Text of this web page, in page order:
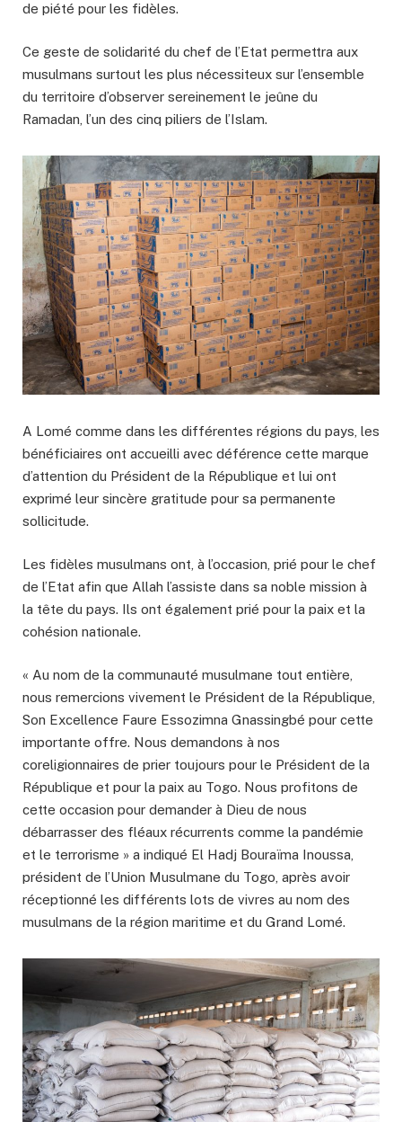
de piété pour les fidèles.
Ce geste de solidarité du chef de l’Etat permettra aux
musulmans surtout les plus nécessiteux sur l’ensemble
du territoire d’observer sereinement le jeûne du
Ramadan, l’un des cinq piliers de l’Islam.
A Lomé comme dans les différentes régions du pays, les
bénéficiaires ont accueilli avec déférence cette marque
d’attention du Président de la République et lui ont
exprimé leur sincère gratitude pour sa permanente
sollicitude.
Les fidèles musulmans ont, à l’occasion, prié pour le chef
de l’Etat afin que Allah l’assiste dans sa noble mission à
la tête du pays. Ils ont également prié pour la paix et la
cohésion nationale.
« Au nom de la communauté musulmane tout entière,
nous remercions vivement le Président de la République,
Son Excellence Faure Essozimna Gnassingbé pour cette
importante offre. Nous demandons à nos
coreligionnaires de prier toujours pour le Président de la
République et pour la paix au Togo. Nous profitons de
cette occasion pour demander à Dieu de nous
débarrasser des fléaux récurrents comme la pandémie
et le terrorisme » a indiqué El Hadj Bouraïma Inoussa,
président de l’Union Musulmane du Togo, après avoir
réceptionné les différents lots de vivres au nom des
musulmans de la région maritime et du Grand Lomé.